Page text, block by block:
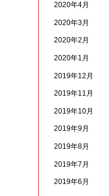
2020年4月
2020年3月
2020年2月
2020年1月
2019年12月
2019年11月
2019年10月
2019年9月
2019年8月
2019年7月
2019年6月